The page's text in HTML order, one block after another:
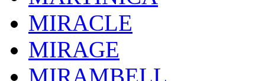
MIRACLE
MIRAGE